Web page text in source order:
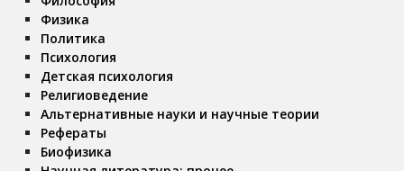
Физика
Политика
Психология
Детская психология
Религиоведение
Альтернативные науки и научные теории
Рефераты
Биофизика